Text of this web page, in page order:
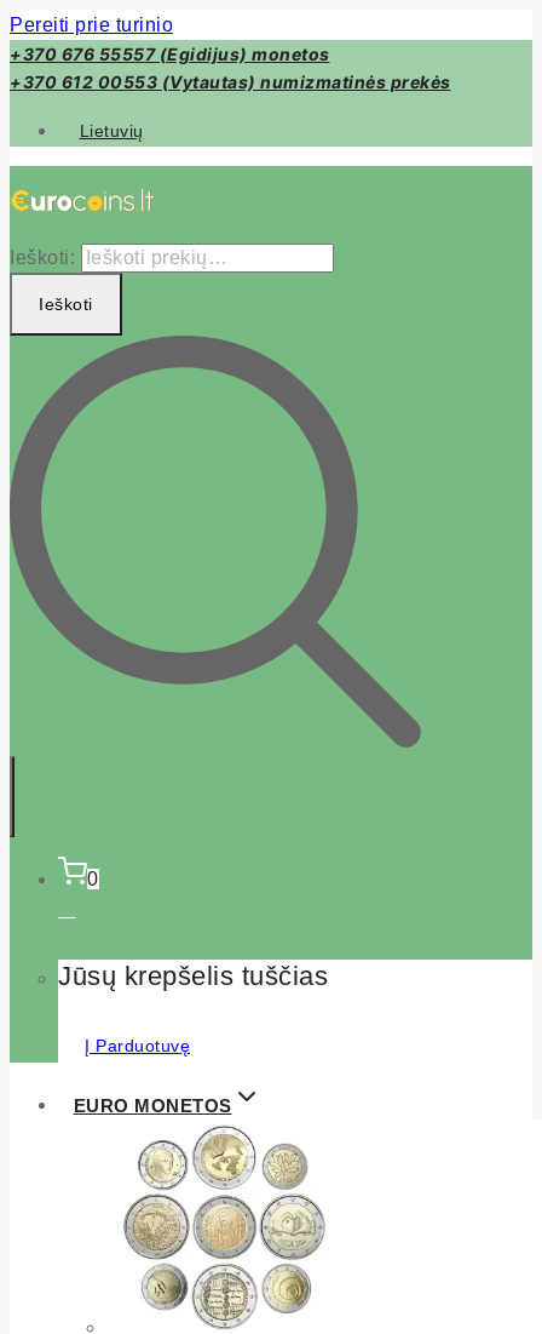
Pereiti prie turinio
+370 676 55557 (Egidijus) monetos
+370 612 00553 (Vytautas) numizmatinės prekės
Lietuvių
Ieškoti:
Ieškoti
0
Jūsų krepšelis tuščias
Į Parduotuvę
EURO MONETOS